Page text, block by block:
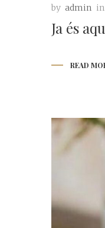
by admin in
Ja és
READ